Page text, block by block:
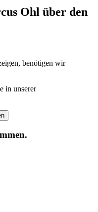
Ohl über den
benötigen wir
in unserer